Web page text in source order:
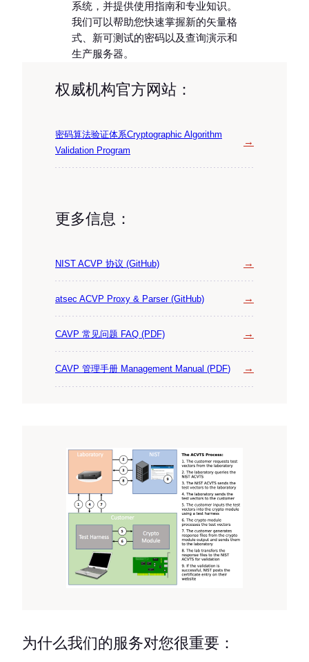
系统，并提供使用指南和专业知识。
我们可以帮助您快速掌握新的矢量格
式、新可测试的密码以及查询演示和
生产服务器。
权威机构官方网站：
密码算法验证体系Cryptographic Algorithm
Validation Program
→
更多信息：
NIST ACVP 协议 (GitHub) →
atsec ACVP Proxy & Parser (GitHub) →
CAVP 常见问题 FAQ (PDF) →
CAVP 管理手册 Management Manual (PDF) →
为什么我们的服务对您很重要：